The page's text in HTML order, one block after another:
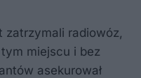
radiowóz,
miejscu i bez
asekurował